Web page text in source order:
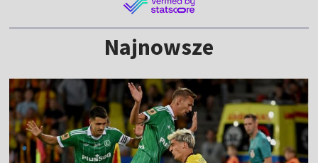
Najnowsze